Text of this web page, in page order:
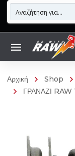
Αρχική Shop
ΓΡΑΝΑΖΙ